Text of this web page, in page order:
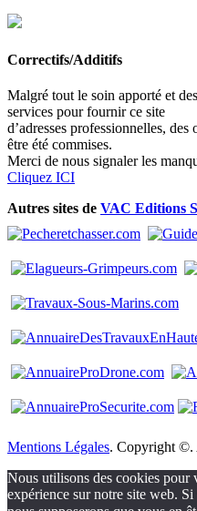
Correctifs/Additifs
Malgré tout le soin apporté et
services pour fournir ce site
d’adresses professionnelles,
être été commises.
Merci de nous signaler les
Cliquez ICI
Autres sites de VAC Editions
Mentions Légales. Copyright ©.
Nous utilisons des cookies pour
expérience sur notre site web.